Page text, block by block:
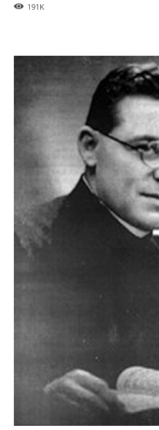
191 K